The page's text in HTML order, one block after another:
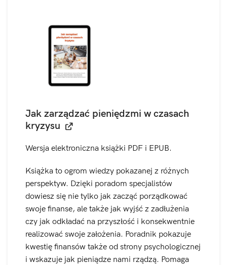
Jak zarządzać pieniędzmi w czasach
kryzysu
Wersja elektroniczna książki PDF i EPUB.
Książka to ogrom wiedzy pokazanej z różnych
perspektyw. Dzięki poradom specjalistów
dowiesz się nie tylko jak zacząć porządkować
swoje finanse, ale także jak wyjść z zadłużenia
czy jak odkładać na przyszłość i konsekwentnie
realizować swoje założenia. Poradnik pokazuje
kwestię finansów także od strony psychologicznej
i wskazuje jak pieniądze nami rządzą. Pomaga